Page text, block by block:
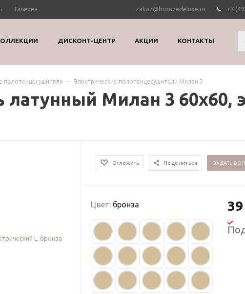
Галерея zakaz@bronzedeluxe.ru +7
ДИСКОНТ-ЦЕНТР АКЦИИ КОНТАКТЫ
полотенцесушители - Электрические полотенцесушители Милан 3
Милан 3 60х60,
Отложить Поделиться ЗАДАТЬ
Цвет: бронза